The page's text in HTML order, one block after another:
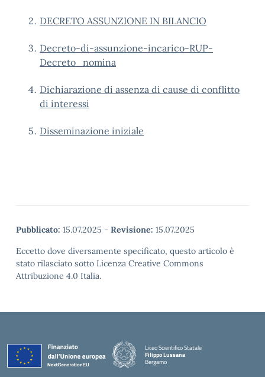
DECRETO ASSUNZIONE IN BILANCIO
Decreto-di-assunzione-incarico-RUP-
Decreto_nomina
Dichiarazione di assenza di cause di conflitto
di interessi
Disseminazione iniziale
Pubblicato: 15.07.2025 - Revisione: 15.07.2025
Eccetto dove diversamente specificato, questo articolo è
stato rilasciato sotto Licenza Creative Commons
Attribuzione 4.0 Italia.
Liceo Scientifico Statale
Filippo Lussana
Bergamo
— Visita la pagina iniziale della scuola